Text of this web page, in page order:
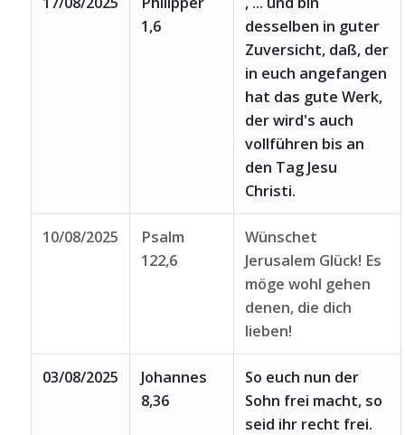
1,6
desselben in guter
Zuversicht, daß, der
in euch angefangen
hat das gute Werk,
der wird's auch
vollführen bis an
den Tag Jesu
Christi.
10/08/2025
Psalm
122,6
Wünschet
Jerusalem Glück! Es
möge wohl gehen
denen, die dich
lieben!
03/08/2025
Johannes
8,36
So euch nun der
Sohn frei macht, so
seid ihr recht frei.